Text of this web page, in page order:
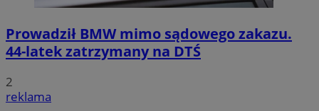
Prowadził BMW mimo sądowego zakazu.
44-latek zatrzymany na DTŚ
2
reklama